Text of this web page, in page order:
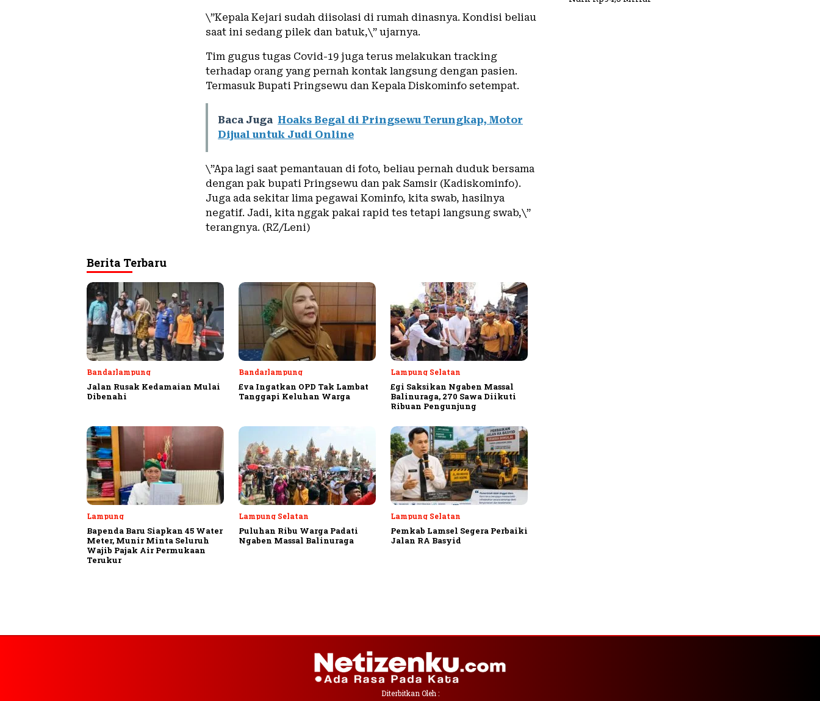
\”Kepala Kejari sudah diisolasi di rumah dinasnya. Kondisi beliau
saat ini sedang pilek dan batuk,\” ujarnya.
Tim gugus tugas Covid-19 juga terus melakukan tracking
terhadap orang yang pernah kontak langsung dengan pasien.
Termasuk Bupati Pringsewu dan Kepala Diskominfo setempat.
Baca Juga Hoaks Begal di Pringsewu Terungkap, Motor
Dijual untuk Judi Online
\”Apa lagi saat pemantauan di foto, beliau pernah duduk bersama
dengan pak bupati Pringsewu dan pak Samsir (Kadiskominfo).
Juga ada sekitar lima pegawai Kominfo, kita swab, hasilnya
negatif. Jadi, kita nggak pakai rapid tes tetapi langsung swab,\”
terangnya. (RZ/Leni)
Berita Terbaru
Bandarlampung
Jalan Rusak Kedamaian Mulai
Dibenahi
Bandarlampung
Eva Ingatkan OPD Tak Lambat
Tanggapi Keluhan Warga
Lampung Selatan
Egi Saksikan Ngaben Massal
Balinuraga, 270 Sawa Diikuti
Ribuan Pengunjung
Lampung
Bapenda Baru Siapkan 45 Water
Meter, Munir Minta Seluruh
Wajib Pajak Air Permukaan
Terukur
Lampung Selatan
Puluhan Ribu Warga Padati
Ngaben Massal Balinuraga
Lampung Selatan
Pemkab Lamsel Segera Perbaiki
Jalan RA Basyid
Diterbitkan Oleh :